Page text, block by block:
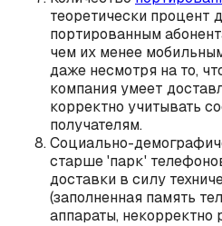
теоретически процент
портированным
чем их менее
даже несмотря на то,
компания умеет
корректно учитывать
получателям.
Социально-
старше 'парк'
доставки в силу
(заполненная память
аппараты,